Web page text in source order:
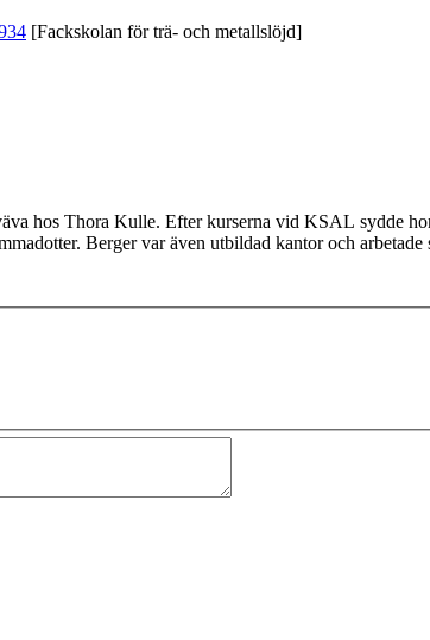
[Fackskolan för trä- och metallslöjd]
hos Thora Kulle. Efter kurserna vid KSAL sydde
Berger var även utbildad kantor och